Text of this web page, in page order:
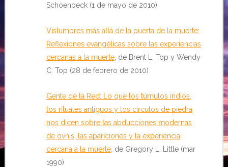
Schoenbeck (1 de mayo de 2010)
Vislumbres más allá de la puerta de la muerte:
Reflexiones evangélicas sobre las experiencias
cercanas a la muerte, de Brent L. Top y Wendy
C. Top (28 de febrero de 2010)
Gente de la Red: Lo que los túmulos indios,
los rituales antiguos y los círculos de piedra
nos dicen sobre las abducciones modernas
de ovnis, las apariciones y la experiencia
cercana a la muerte, de Gregory L. Little (mar
1990)